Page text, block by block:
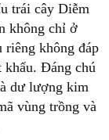
trái cây Diễm
không chỉ ở
riêng không đáp
khẩu. Đáng chú
dư lượng kim
vùng trồng và